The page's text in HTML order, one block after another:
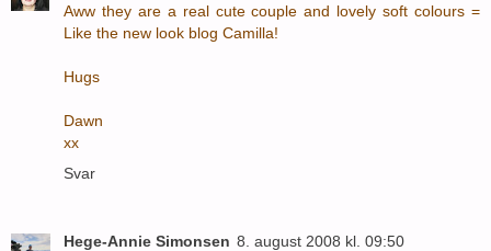
Aww they are a real cute couple and lovely soft colours =
Like the new look blog Camilla!
Hugs
Dawn
xx
Svar
Hege-Annie Simonsen 8. august 2008 kl. 09:50